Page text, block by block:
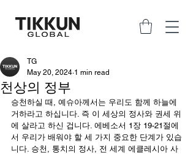
천상의 정부
TG
May 20, 2024 1 min read
승천하실 때, 예슈아께서는 우리도 함께 하늘에
거하라고 하십니다. 즉 이 세상의 정사와 권세 위
에 살라고 하신 겁니다. 에베소서 1장 19-21절에
서 우리가 배워야 할 세 가지 중요한 단계가 있습
니다. 승천, 통치의 정사, 전 세계 에클레시아 사